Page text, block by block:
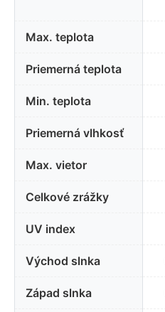
Max. teplota
Priemerná teplota
Min. teplota
Priemerná vlhkosť
Max. vietor
Celkové zrážky
UV index
Východ slnka
Západ slnka